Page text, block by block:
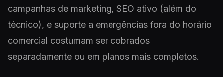
campanhas de marketing, SEO ativo (além do
técnico), e suporte a emergências fora do horário
comercial costumam ser cobrados
separadamente ou em planos mais completos.